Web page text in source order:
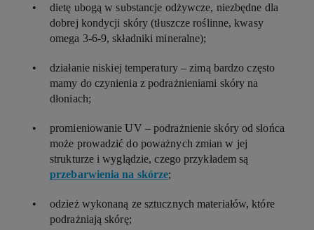
dietę ubogą w substancje odżywcze, niezbędne dla
dobrej kondycji skóry (tłuszcze roślinne, kwasy
omega 3-6-9, składniki mineralne);
działanie niskiej temperatury – zimą bardzo często
mamy do czynienia z podrażnieniami skóry na
dłoniach;
promieniowanie UV – podrażnienie skóry od słońca
może prowadzić do poważnych zmian w jej
strukturze i wyglądzie, czego przykładem są
przebarwienia na skórze;
odzież wykonaną ze sztucznych materiałów, które
podrażniają skórę;